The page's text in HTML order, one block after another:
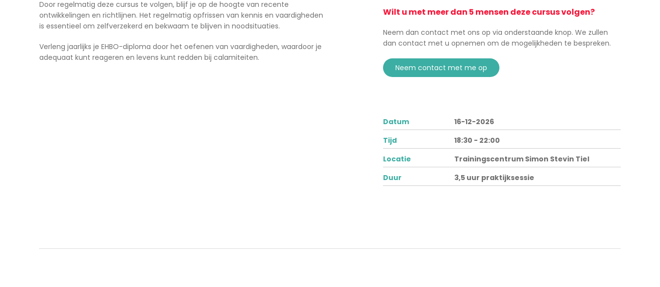
Door regelmatig deze cursus te volgen, blijf je op de hoogte van recente
ontwikkelingen en richtlijnen. Het regelmatig opfrissen van kennis en vaardigheden
is essentieel om zelfverzekerd en bekwaam te blijven in noodsituaties.
Verleng jaarlijks je EHBO-diploma door het oefenen van vaardigheden, waardoor je
adequaat kunt reageren en levens kunt redden bij calamiteiten.
Wilt u met meer dan 5 mensen deze cursus volgen?
Neem dan contact met ons op via onderstaande knop. We zullen
dan contact met u opnemen om de mogelijkheden te bespreken.
neem contact met me op
Datum
16-12-2026
Tijd
18:30 - 22:00
Locatie
Trainingscentrum Simon Stevin Tiel
Duur
3,5 uur praktijksessie